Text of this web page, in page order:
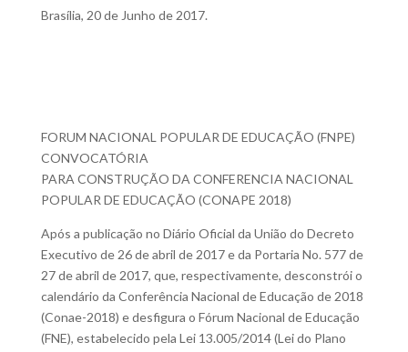
Brasília, 20 de Junho de 2017.
FORUM NACIONAL POPULAR DE EDUCAÇÃO (FNPE)
CONVOCATÓRIA
PARA CONSTRUÇÃO DA CONFERENCIA NACIONAL
POPULAR DE EDUCAÇÃO (CONAPE 2018)
Após a publicação no Diário Oficial da União do Decreto
Executivo de 26 de abril de 2017 e da Portaria No. 577 de
27 de abril de 2017, que, respectivamente, desconstrói o
calendário da Conferência Nacional de Educação de 2018
(Conae-2018) e desfigura o Fórum Nacional de Educação
(FNE), estabelecido pela Lei 13.005/2014 (Lei do Plano